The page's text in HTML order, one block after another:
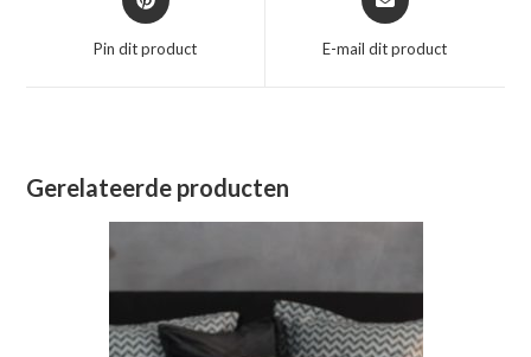
in
nieuw
Pin dit product
in
nieuw
E-mail dit product
Gerelateerde producten